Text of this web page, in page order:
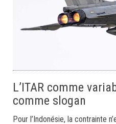
L’ITAR comme
comme slogan
Pour l’Indonésie, la contrainte